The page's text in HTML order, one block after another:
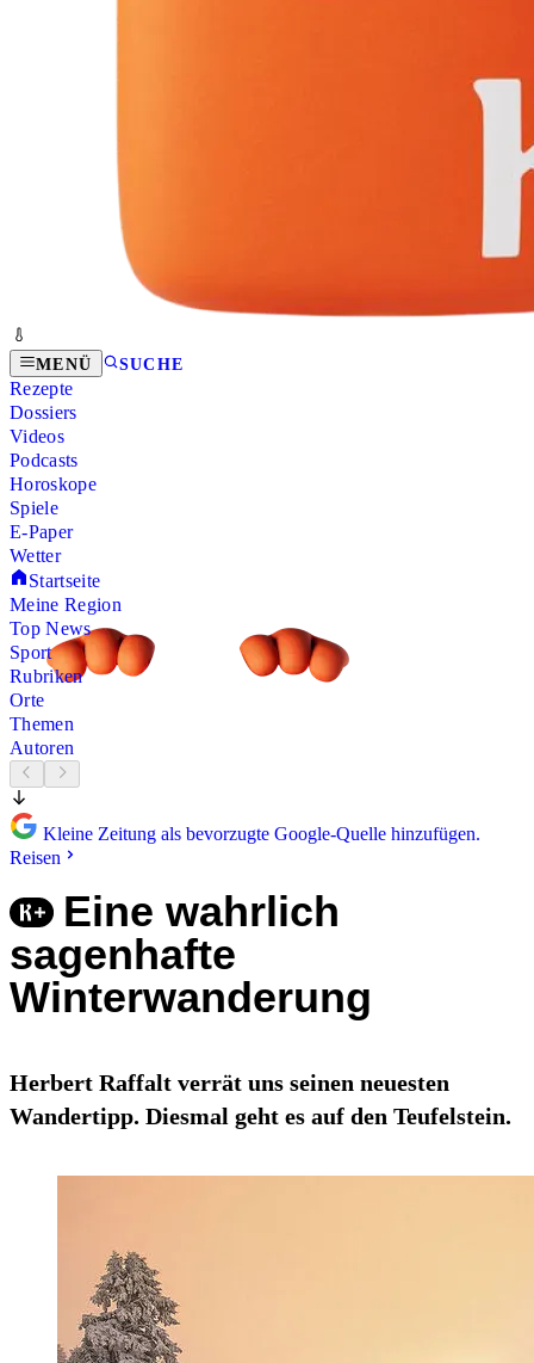
MENÜ SUCHE
Rezepte
Dossiers
Videos
Podcasts
Horoskope
Spiele
E-Paper
Wetter
Startseite
Meine Region
Top News
Sport
Rubriken
Orte
Themen
Autoren
Kleine Zeitung als bevorzugte Google-Quelle hinzufügen.
Reisen
Eine wahrlich
sagenhafte
Winterwanderung
Herbert Raffalt verrät uns seinen neuesten
Wandertipp. Diesmal geht es auf den Teufelstein.